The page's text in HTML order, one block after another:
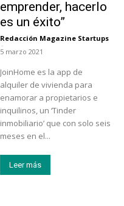
emprender, hacerlo
es un éxito”
Redacción Magazine Startups
-
5 marzo 2021
JoinHome es la app de
alquiler de vivienda para
enamorar a propietarios e
inquilinos, un ‘Tinder
inmobiliario’ que con solo seis
meses en el...
Leer más